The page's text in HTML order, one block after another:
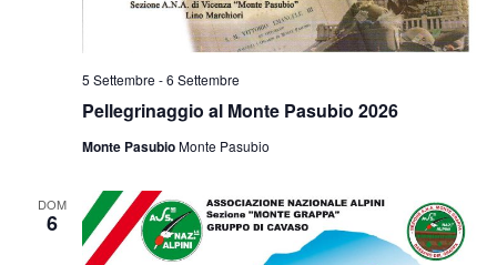
Pellegrinaggio al Monte Pasubio 2026
5 Settembre -6 Settembre
Monte PasubioMonte Pasubio
DOM
6